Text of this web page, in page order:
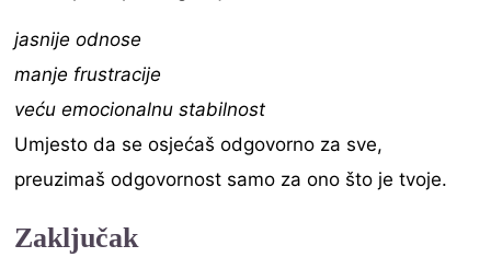
jasnije odnose
manje frustracije
veću emocionalnu stabilnost
Umjesto da se osjećaš odgovorno za sve,
preuzimaš odgovornost samo za ono što je tvoje.
Zaključak